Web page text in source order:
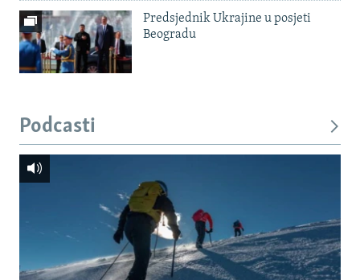
Predsjednik Ukrajine u posjeti
Beogradu
Podcasti